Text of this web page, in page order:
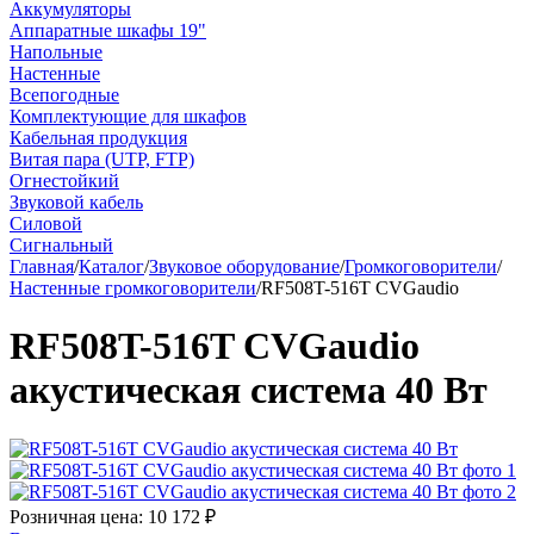
Аккумуляторы
Аппаратные шкафы 19"
Напольные
Настенные
Всепогодные
Комплектующие для шкафов
Кабельная продукция
Витая пара (UTP, FTP)
Огнестойкий
Звуковой кабель
Силовой
Сигнальный
Главная/Каталог/Звуковое оборудование/Громкоговорители/
Настенные громкоговорители/RF508T-516T CVGaudio
RF508T-516T CVGaudio
акустическая система 40 Вт
Розничная цена: 10 172 ₽